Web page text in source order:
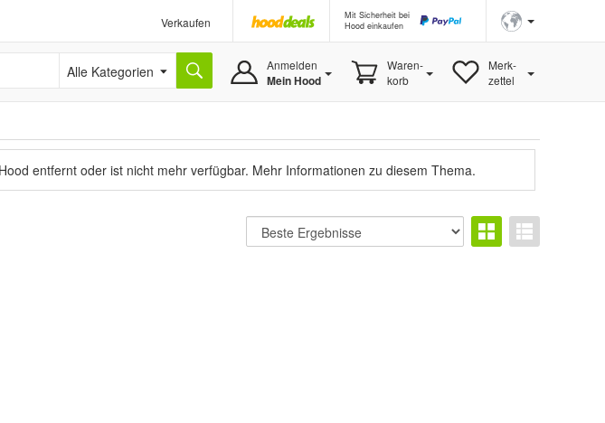
Verkaufen
Mit Sicherheit bei
Hood einkaufen
Alle Kategorien Anmelden
Mein Hood
Waren-
korb
Merk-
zettel
entfernt oder ist nicht mehr verfügbar. Mehr Informationen zu diesem Thema.